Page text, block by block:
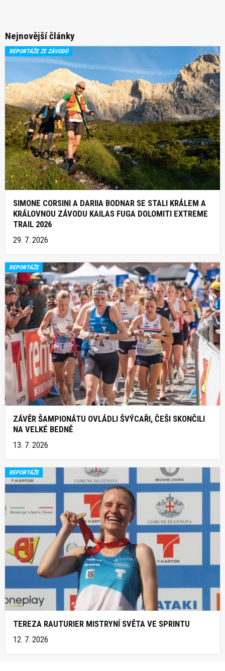
Nejnovější články
REPORTÁŽE ZE ZÁVODŮ
SIMONE CORSINI A DARIIA BODNAR SE STALI KRÁLEM A
KRÁLOVNOU ZÁVODU KAILAS FUGA DOLOMITI EXTREME
TRAIL 2026
29. 7. 2026
REPORTÁŽE
ZÁVĚR ŠAMPIONÁTU OVLÁDLI ŠVÝCAŘI, ČEŠI SKONČILI
NA VELKÉ BEDNĚ
13. 7. 2026
REPORTÁŽE
TEREZA RAUTURIER MISTRYNÍ SVĚTA VE SPRINTU
12. 7. 2026